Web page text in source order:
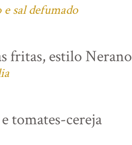
sal defumado
fritas, estilo Nerano
tomates-cereja